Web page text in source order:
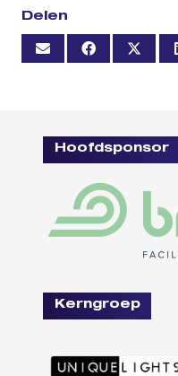
Delen
Hoofdsponsor
Kerngroep